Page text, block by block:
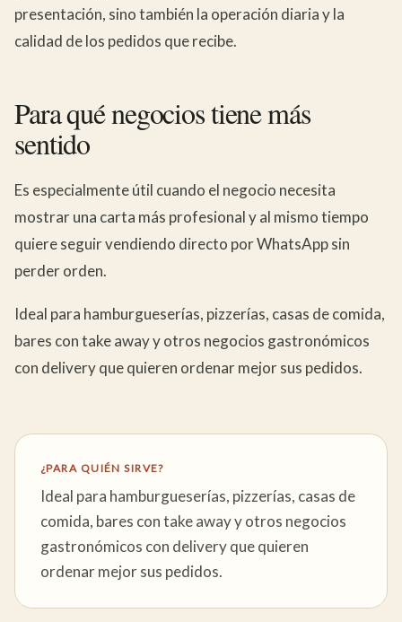
presentación, sino también la operación diaria y la
calidad de los pedidos que recibe.
Para qué negocios tiene más
sentido
Es especialmente útil cuando el negocio necesita
mostrar una carta más profesional y al mismo tiempo
quiere seguir vendiendo directo por WhatsApp sin
perder orden.
Ideal para hamburgueserías, pizzerías, casas de comida,
bares con take away y otros negocios gastronómicos
con delivery que quieren ordenar mejor sus pedidos.
¿PARA QUIÉN SIRVE?
Ideal para hamburgueserías, pizzerías, casas de
comida, bares con take away y otros negocios
gastronómicos con delivery que quieren
ordenar mejor sus pedidos.